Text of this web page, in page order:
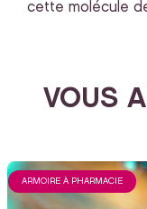
cette molécule
VOUS
ARMOIRE À PHARMACIE